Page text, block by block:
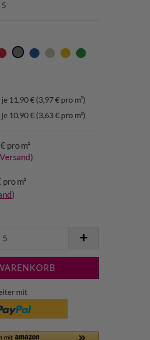
5
je 11,90 € (3,97 € pro m²)
je 10,90 € (3,63 € pro m²)
pro m²
Versand)
m²
)
mit